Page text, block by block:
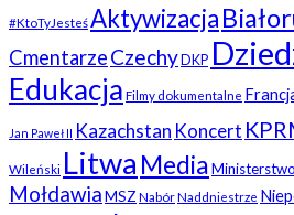
#KtoTyJesteśAktywizacja
CmentarzeCzechy DKP
Edukacja Filmy dokumentalne
Jan Paweł II Kazachstan Koncert
Wileński Litwa Media
MołdawiaMSZ NabórNaddniestrze